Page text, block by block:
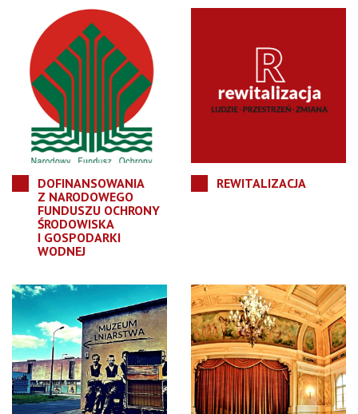
DOFINANSOWANIA
Z NARODOWEGO
FUNDUSZU OCHRONY
ŚRODOWISKA
I GOSPODARKI
WODNEJ
REWITALIZACJA